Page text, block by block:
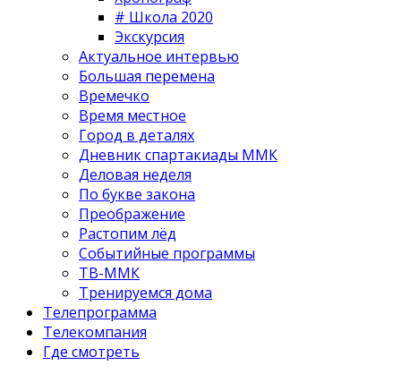
# Школа 2020
Экскурсия
Актуальное интервью
Большая перемена
Времечко
Время местное
Город в деталях
Дневник спартакиады ММК
Деловая неделя
По букве закона
Преображение
Растопим лёд
Событийные программы
ТВ-ММК
Тренируемся дома
Телепрограмма
Телекомпания
Где смотреть